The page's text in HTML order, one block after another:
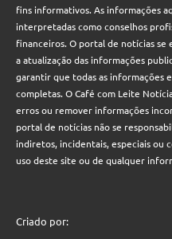
fins informativos. As informações
interpretadas como conselhos
financeiros. O portal de notícias se
a atualização das informações
garantir que todas as informações
completas. O Café com Leite
erros ou remover informações
portal de notícias não se
indiretos, incidentais, especiais ou
uso deste site ou de qualquer
Criado por: